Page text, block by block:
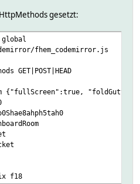
gesetzt:
global
fhem_codemirror.js
GET|POST|HEAD
{"fullScreen":true,
f18